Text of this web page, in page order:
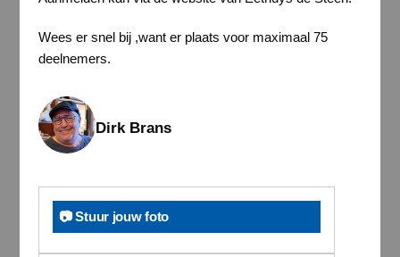
Wees er snel bij ,want er plaats voor maximaal 75
deelnemers.
Dirk Brans
📷 Stuur jouw foto